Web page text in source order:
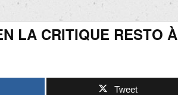
LA CRITIQUE RESTO À
Tweet